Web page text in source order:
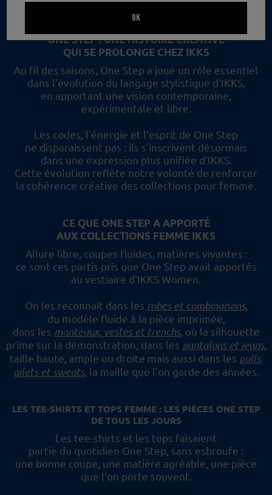
ONE STEP : UNE HISTOIRE CRÉATIVE
QUI SE PROLONGE CHEZ IKKS
Au fil des saisons, One Step a joué un rôle essentiel
dans l'évolution du langage stylistique d'IKKS,
en apportant une vision contemporaine,
expérimentale et libre.
Les codes, l'énergie et l'esprit de One Step
ne disparaissent pas : ils s'inscrivent désormais
dans une expression plus unifiée d'IKKS.
Cette évolution reflète notre volonté de renforcer
la cohérence créative des collections pour femme.
CE QUE ONE STEP A APPORTÉ
AUX COLLECTIONS FEMME IKKS
Allure libre, coupes fluides, matières vivantes :
ce sont ces partis pris que One Step avait apportés
au vestiaire d'IKKS Women.
On les reconnaît dans les robes et combinaisons,
du modèle fluide à la pièce imprimée,
dans les manteaux, vestes et trenchs, où la silhouette
prime sur la démonstration, dans les pantalons et jeans,
taille haute, ample ou droite mais aussi dans les pulls,
gilets et sweats, la maille que l'on garde des années.
LES TEE-SHIRTS ET TOPS FEMME : LES PIÈCES ONE STEP
DE TOUS LES JOURS
Les tee-shirts et les tops faisaient
partie du quotidien One Step, sans esbroufe :
une bonne coupe, une matière agréable, une pièce
que l'on porte souvent.
OK